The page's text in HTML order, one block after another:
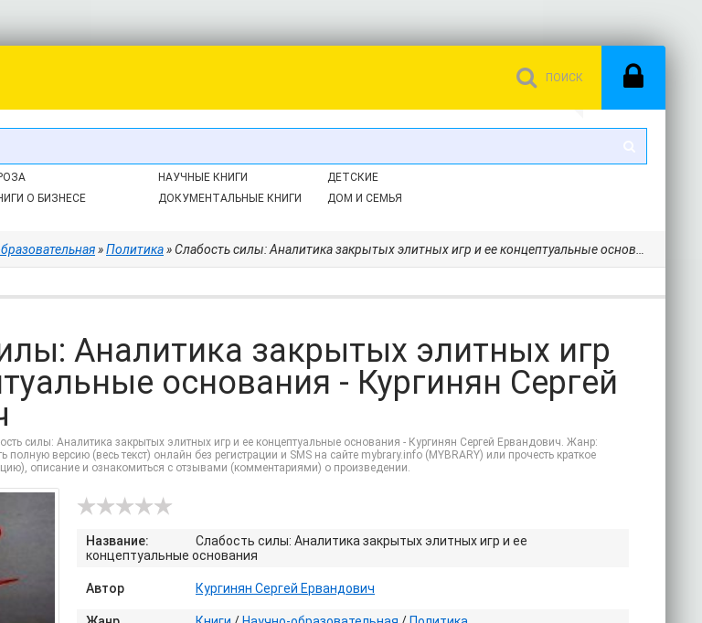
О БИЗНЕСЕ
НАУЧНЫЕ КНИГИ
ДОКУМЕНТАЛЬНЫЕ КНИГИ
ДЕТСКИЕ
ДОМ И СЕМЬЯ
»Политика» Слабость силы: Аналитика закрытых элитных игр и ее концептуальные основания - Кургинян Сергей Ервандович
Аналитика закрытых элитных игр
основания - Кургинян Сергей
силы: Аналитика закрытых элитных игр и ее концептуальные основания - Кургинян Сергей Ервандович. Жанр:
версию (весь текст) онлайн без регистрации и SMS на сайте mybrary.info (MYBRARY) или прочесть краткое
описание и ознакомиться с отзывами (комментариями) о произведении.
Название:
Слабость силы: Аналитика закрытых элитных игр и ее
концептуальные основания
Автор Кургинян Сергей Ервандович